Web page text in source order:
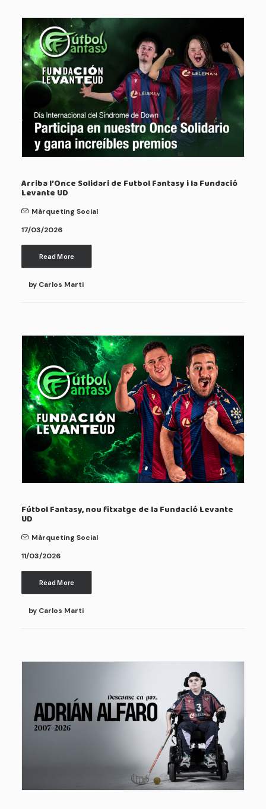
Arriba l’Once Solidari de Futbol Fantasy i la Fundació
Levante UD
Màrqueting Social
17/03/2026
Read More
by Carlos Marti
Fútbol Fantasy, nou fitxatge de la Fundació Levante
UD
Màrqueting Social
11/03/2026
Read More
by Carlos Marti